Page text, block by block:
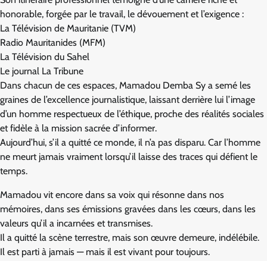
honorable, forgée par le travail, le dévouement et l’exigence :
La Télévision de Mauritanie (TVM)
Radio Mauritanides (MFM)
La Télévision du Sahel
Le journal La Tribune
Dans chacun de ces espaces, Mamadou Demba Sy a semé les
graines de l’excellence journalistique, laissant derrière lui l’image
d’un homme respectueux de l’éthique, proche des réalités sociales
et fidèle à la mission sacrée d’informer.
Aujourd’hui, s’il a quitté ce monde, il n’a pas disparu. Car l’homme
ne meurt jamais vraiment lorsqu’il laisse des traces qui défient le
temps.
Mamadou vit encore dans sa voix qui résonne dans nos
mémoires, dans ses émissions gravées dans les cœurs, dans les
valeurs qu’il a incarnées et transmises.
Il a quitté la scène terrestre, mais son œuvre demeure, indélébile.
Il est parti à jamais — mais il est vivant pour toujours.